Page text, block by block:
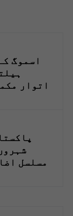
اسموگ
اتوار
مسلسل